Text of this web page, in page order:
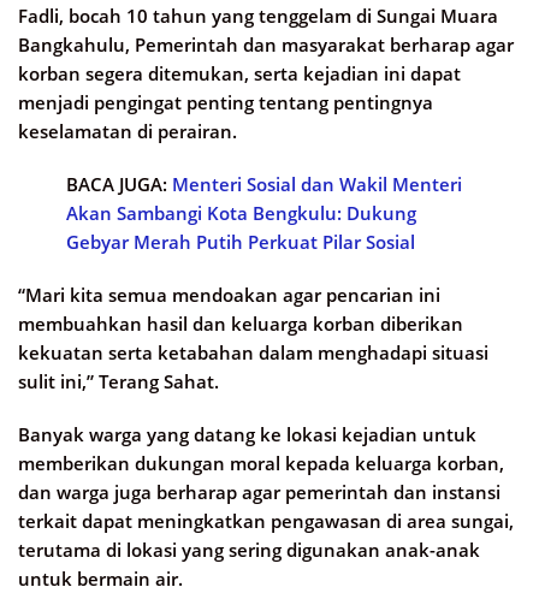
Fadli, bocah 10 tahun yang tenggelam di Sungai Muara
Bangkahulu, Pemerintah dan masyarakat berharap agar
korban segera ditemukan, serta kejadian ini dapat
menjadi pengingat penting tentang pentingnya
keselamatan di perairan.
BACA JUGA: Menteri Sosial dan Wakil Menteri
Akan Sambangi Kota Bengkulu: Dukung
Gebyar Merah Putih Perkuat Pilar Sosial
“Mari kita semua mendoakan agar pencarian ini
membuahkan hasil dan keluarga korban diberikan
kekuatan serta ketabahan dalam menghadapi situasi
sulit ini,” Terang Sahat.
Banyak warga yang datang ke lokasi kejadian untuk
memberikan dukungan moral kepada keluarga korban,
dan warga juga berharap agar pemerintah dan instansi
terkait dapat meningkatkan pengawasan di area sungai,
terutama di lokasi yang sering digunakan anak-anak
untuk bermain air.